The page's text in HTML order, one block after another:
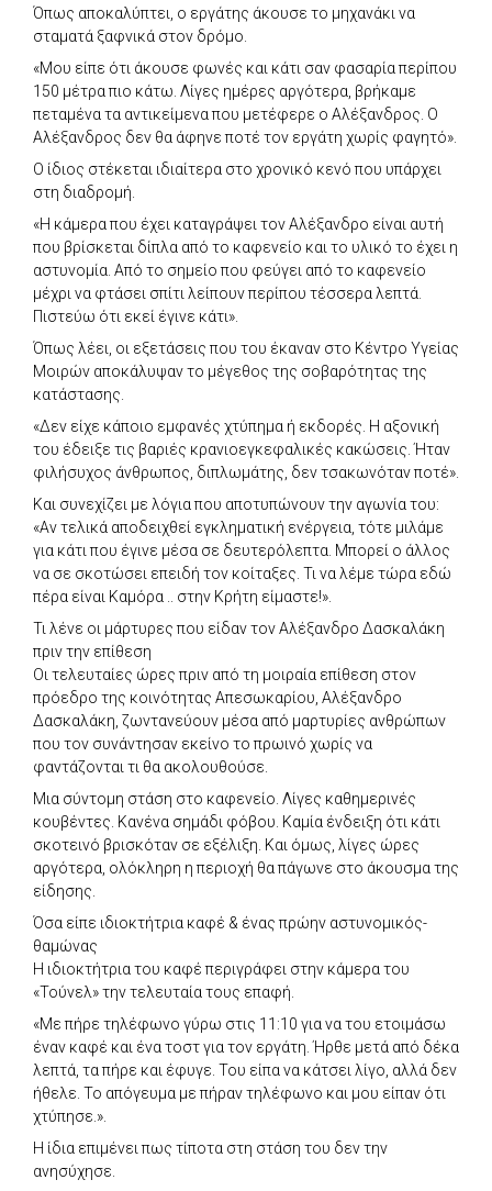
Όπως αποκαλύπτει, ο εργάτης άκουσε το μηχανάκι να
σταματά ξαφνικά στον δρόμο.
«Μου είπε ότι άκουσε φωνές και κάτι σαν φασαρία περίπου
150 μέτρα πιο κάτω. Λίγες ημέρες αργότερα, βρήκαμε
πεταμένα τα αντικείμενα που μετέφερε ο Αλέξανδρος. Ο
Αλέξανδρος δεν θα άφηνε ποτέ τον εργάτη χωρίς φαγητό».
Ο ίδιος στέκεται ιδιαίτερα στο χρονικό κενό που υπάρχει
στη διαδρομή.
«Η κάμερα που έχει καταγράψει τον Αλέξανδρο είναι αυτή
που βρίσκεται δίπλα από το καφενείο και το υλικό το έχει η
αστυνομία. Από το σημείο που φεύγει από το καφενείο
μέχρι να φτάσει σπίτι λείπουν περίπου τέσσερα λεπτά.
Πιστεύω ότι εκεί έγινε κάτι».
Όπως λέει, οι εξετάσεις που του έκαναν στο Κέντρο Υγείας
Μοιρών αποκάλυψαν το μέγεθος της σοβαρότητας της
κατάστασης.
«Δεν είχε κάποιο εμφανές χτύπημα ή εκδορές. Η αξονική
του έδειξε τις βαριές κρανιοεγκεφαλικές κακώσεις. Ήταν
φιλήσυχος άνθρωπος, διπλωμάτης, δεν τσακωνόταν ποτέ».
Και συνεχίζει με λόγια που αποτυπώνουν την αγωνία του:
«Αν τελικά αποδειχθεί εγκληματική ενέργεια, τότε μιλάμε
για κάτι που έγινε μέσα σε δευτερόλεπτα. Μπορεί ο άλλος
να σε σκοτώσει επειδή τον κοίταξες. Τι να λέμε τώρα εδώ
πέρα είναι Καμόρα .. στην Κρήτη είμαστε!».
Τι λένε οι μάρτυρες που είδαν τον Αλέξανδρο Δασκαλάκη
πριν την επίθεση
Οι τελευταίες ώρες πριν από τη μοιραία επίθεση στον
πρόεδρο της κοινότητας Απεσωκαρίου, Αλέξανδρο
Δασκαλάκη, ζωντανεύουν μέσα από μαρτυρίες ανθρώπων
που τον συνάντησαν εκείνο το πρωινό χωρίς να
φαντάζονται τι θα ακολουθούσε.
Μια σύντομη στάση στο καφενείο. Λίγες καθημερινές
κουβέντες. Κανένα σημάδι φόβου. Καμία ένδειξη ότι κάτι
σκοτεινό βρισκόταν σε εξέλιξη. Και όμως, λίγες ώρες
αργότερα, ολόκληρη η περιοχή θα πάγωνε στο άκουσμα της
είδησης.
Όσα είπε ιδιοκτήτρια καφέ & ένας πρώην αστυνομικός-
θαμώνας
Η ιδιοκτήτρια του καφέ περιγράφει στην κάμερα του
«Τούνελ» την τελευταία τους επαφή.
«Με πήρε τηλέφωνο γύρω στις 11:10 για να του ετοιμάσω
έναν καφέ και ένα τοστ για τον εργάτη. Ήρθε μετά από δέκα
λεπτά, τα πήρε και έφυγε. Του είπα να κάτσει λίγο, αλλά δεν
ήθελε. Το απόγευμα με πήραν τηλέφωνο και μου είπαν ότι
χτύπησε.».
Η ίδια επιμένει πως τίποτα στη στάση του δεν την
ανησύχησε.